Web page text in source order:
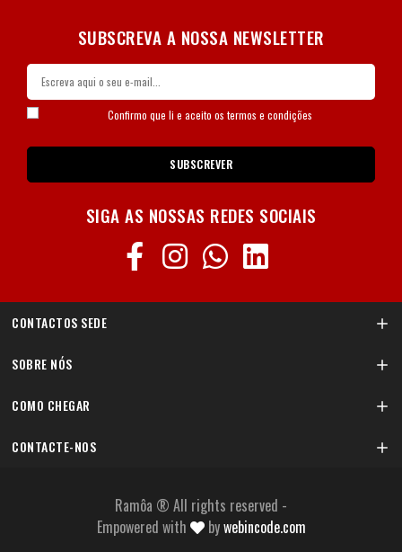
SUBSCREVA A NOSSA NEWSLETTER
Confirmo que li e aceito os termos e condições
SUBSCREVER
SIGA AS NOSSAS REDES SOCIAIS
CONTACTOS SEDE
SOBRE NÓS
COMO CHEGAR
CONTACTE-NOS
Ramôa ® All rights reserved -
Empowered with
bywebincode.com